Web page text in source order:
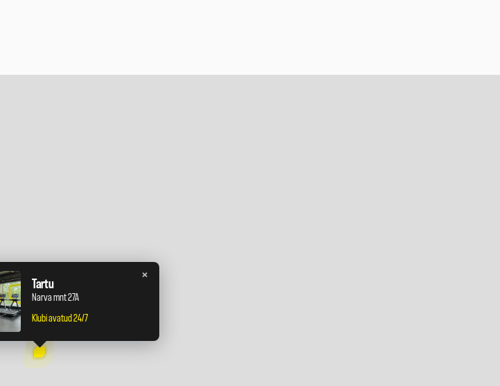
Tartu
Narva mnt 27A
Klubi avatud 24/7
×